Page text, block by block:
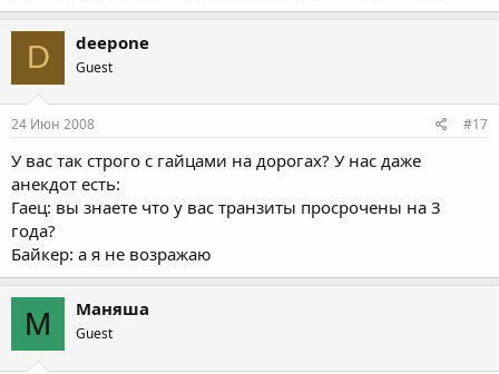
D deepone
Guest
24 Июн 2008 #17
У вас так строго с гайцами на дорогах? У нас даже
анекдот есть:
Гаец: вы знаете что у вас транзиты просрочены на 3
года?
Байкер: а я не возражаю
М Маняша
Guest